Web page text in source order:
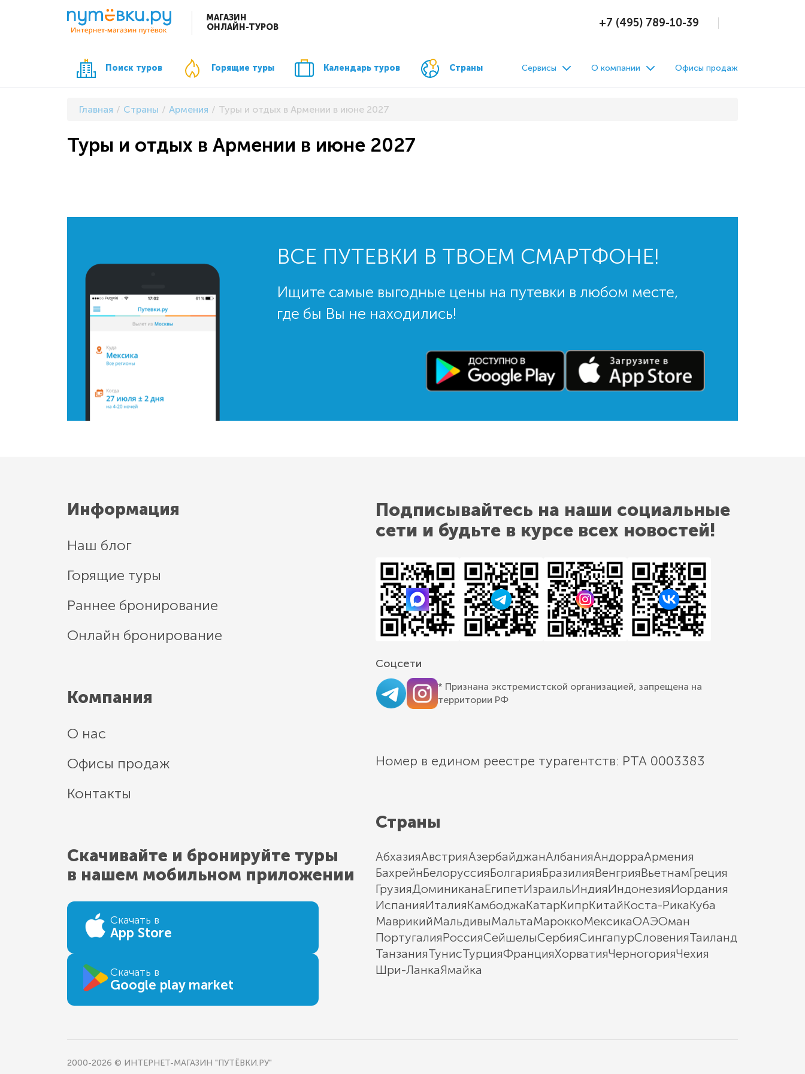
МАГАЗИН
ОНЛАЙН-ТУРОВ
+7 (495) 789-10-39
Поиск туров Горящие туры Календарь туров Страны Сервисы О компании Офисы продаж
Главная Страны Армения Туры и отдых в Армении в июне 2027
Туры и отдых в Армении в июне 2027
ВСЕ ПУТЕВКИ В ТВОЕМ СМАРТФОНЕ!
Ищите самые выгодные цены на путевки в любом месте,
где бы Вы не находились!
Информация
Наш блог
Горящие туры
Раннее бронирование
Онлайн бронирование
Компания
О нас
Офисы продаж
Контакты
Скачивайте и бронируйте туры
в нашем мобильном приложении
Скачать в
App Store
Скачать в
Google play market
Подписывайтесь на наши социальные
сети и будьте в курсе всех новостей!
Соцсети
* Признана экстремистской организацией, запрещена на
территории РФ
Номер в едином реестре турагентств: РТА 0003383
Страны
АбхазияАвстрияАзербайджанАлбанияАндорраАрмения
БахрейнБелоруссияБолгарияБразилияВенгрияВьетнамГреция
ГрузияДоминиканаЕгипетИзраильИндияИндонезияИордания
ИспанияИталияКамбоджаКатарКипрКитайКоста-РикаКуба
МаврикийМальдивыМальтаМароккоМексикаОАЭОман
ПортугалияРоссияСейшелыСербияСингапурСловенияТаиланд
ТанзанияТунисТурцияФранцияХорватияЧерногорияЧехия
Шри-ЛанкаЯмайка
2000-2026 © ИНТЕРНЕТ-МАГАЗИН "ПУТЁВКИ.РУ"